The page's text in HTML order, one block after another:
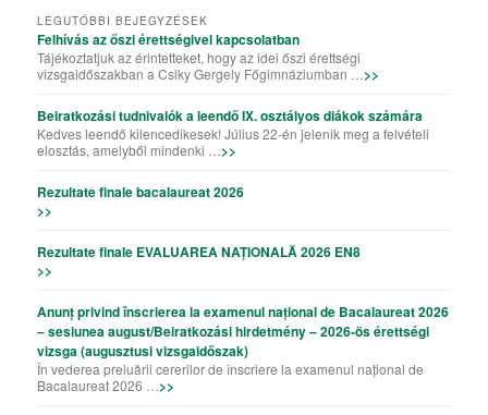
LEGUTÓBBI BEJEGYZÉSEK
Felhívás az őszi érettségivel kapcsolatban
Tájékoztatjuk az érintetteket, hogy az idei őszi érettségi
vizsgaidőszakban a Csiky Gergely Főgimnáziumban … >>
Beiratkozási tudnivalók a leendő IX. osztályos diákok számára
Kedves leendő kilencedikesek! Július 22-én jelenik meg a felvételi
elosztás, amelyből mindenki … >>
Rezultate finale bacalaureat 2026
>>
Rezultate finale EVALUAREA NAȚIONALĂ 2026 EN8
>>
Anunț privind înscrierea la examenul național de Bacalaureat 2026
– sesiunea august/Beiratkozási hirdetmény – 2026-ös érettségi
vizsga (augusztusi vizsgaidőszak)
În vederea preluării cererilor de înscriere la examenul național de
Bacalaureat 2026 … >>